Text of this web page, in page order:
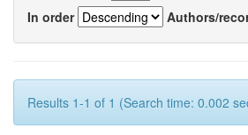
In order
Authors/
Results 1-1 of 1 (Search time: 0.002